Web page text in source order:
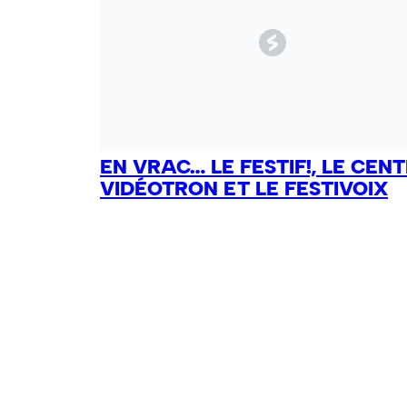
EN VRAC… LE FESTIF!, LE
VIDÉOTRON ET LE FESTIVOIX